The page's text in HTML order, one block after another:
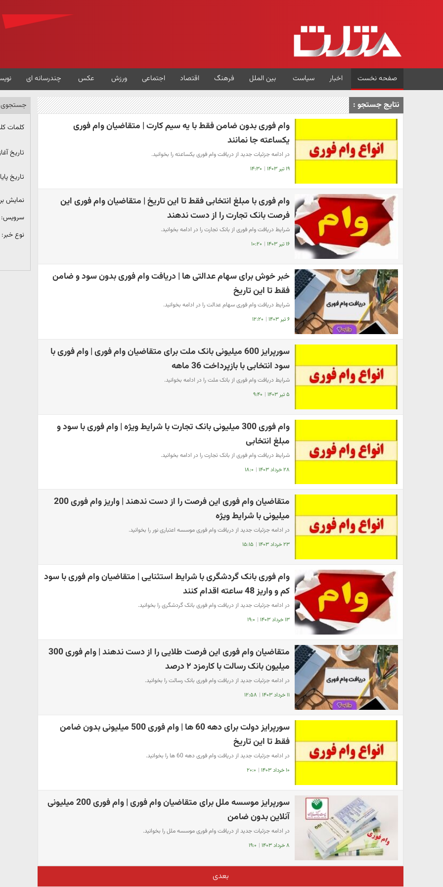
صفحه نخست اخبار سیاست بین الملل فرهنگ اقتصاد اجتماعی ورزش عکس چندرسانه ای
نتایج جستجو :
وام فوری بدون ضامن فقط با یه سیم کارت | متقاضیان وام فوری
یکساعته جا نمانند
در ادامه جزئیات جدید از دریافت وام فوری یکساعته را بخوانید.
۱۹ تیر ۱۴۰۳ | ۱۴:۳۰
وام فوری با مبلغ انتخابی فقط تا این تاریخ | متقاضیان وام فوری این
فرصت بانک تجارت را از دست ندهند
شرایط دریافت وام فوری از بانک تجارت را در ادامه بخوانید.
۱۶ تیر ۱۴۰۳ | ۱۰:۲۰
خبر خوش برای سهام عدالتی ها | دریافت وام فوری بدون سود و ضامن
فقط تا این تاریخ
شرایط دریافت وام فوری سهام عدالت را در ادامه بخوانید.
۶ تیر ۱۴۰۳ | ۱۲:۲۰
سورپرایز 600 میلیونی بانک ملت برای متقاضیان وام فوری | وام فوری با
سود انتخابی با بازپرداخت 36 ماهه
شرایط دریافت وام فوری از بانک ملت را در ادامه بخوانید.
۵ تیر ۱۴۰۳ | ۹:۴۰
وام فوری 300 میلیونی بانک تجارت با شرایط ویژه | وام فوری با سود و
مبلغ انتخابی
شرایط دریافت وام فوری از بانک تجارت را در ادامه بخوانید.
۲۸ خرداد ۱۴۰۳ | ۱۸:۰
متقاضیان وام فوری این فرصت را از دست ندهند | واریز وام فوری 200
میلیونی با شرایط ویژه
در ادامه جزئیات جدید از دریافت وام فوری موسسه اعتباری نور را بخوانید.
۲۳ خرداد ۱۴۰۳ | ۱۵:۱۵
وام فوری بانک گردشگری با شرایط استثنایی | متقاضیان وام فوری با سود
کم و واریز 48 ساعته اقدام کنند
در ادامه جزئیات جدید از دریافت وام فوری بانک گردشگری را بخوانید.
۱۳ خرداد ۱۴۰۳ | ۱۹:۰
متقاضیان وام فوری این فرصت طلایی را از دست ندهند | وام فوری 300
میلیون بانک رسالت با کارمزد ۲ درصد
در ادامه جزئیات جدید از دریافت وام فوری بانک رسالت را بخوانید.
۱۱ خرداد ۱۴۰۳ | ۱۲:۵۸
سورپرایز دولت برای دهه 60 ها | وام فوری 500 میلیونی بدون ضامن
فقط تا این تاریخ
در ادامه جزئیات جدید از دریافت وام فوری دهه 60 ها را بخوانید.
۱۰ خرداد ۱۴۰۳ | ۲۰:۰
سورپرایز موسسه ملل برای متقاضیان وام فوری | وام فوری 200 میلیونی
آنلاین بدون ضامن
در ادامه جزئیات جدید از دریافت وام فوری موسسه ملل را بخوانید.
۸ خرداد ۱۴۰۳ | ۱۹:۰
بعدی
جستجوی
کلمات
تاریخ
تاریخ
نمایش
سرویس:
نوع خبر: